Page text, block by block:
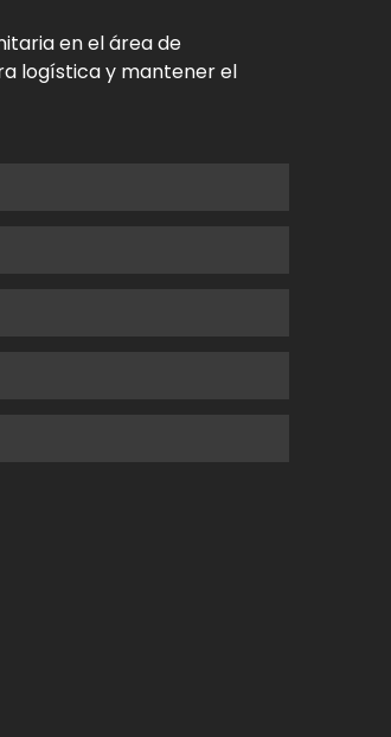
en el área de
logística y mantener el